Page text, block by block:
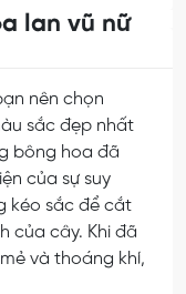
lan vũ nữ
nên chọn
sắc đẹp nhất
bông hoa đã
của sự suy
kéo sắc để cắt
của cây. Khi đã
và thoáng khí,